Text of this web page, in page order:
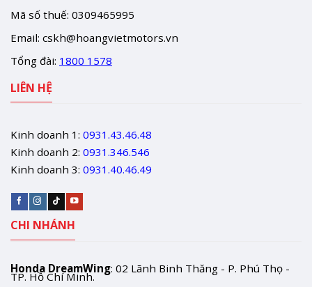
Mã số thuế: 0309465995
Email: cskh@hoangvietmotors.vn
Tổng đài: 1800 1578
LIÊN HỆ
Kinh doanh 1: 0931.43.46.48
Kinh doanh 2: 0931.346.546
Kinh doanh 3: 0931.40.46.49
CHI NHÁNH
Honda DreamWing: 02 Lãnh Binh Thăng - P. Phú Thọ -
TP. Hồ Chí Minh.